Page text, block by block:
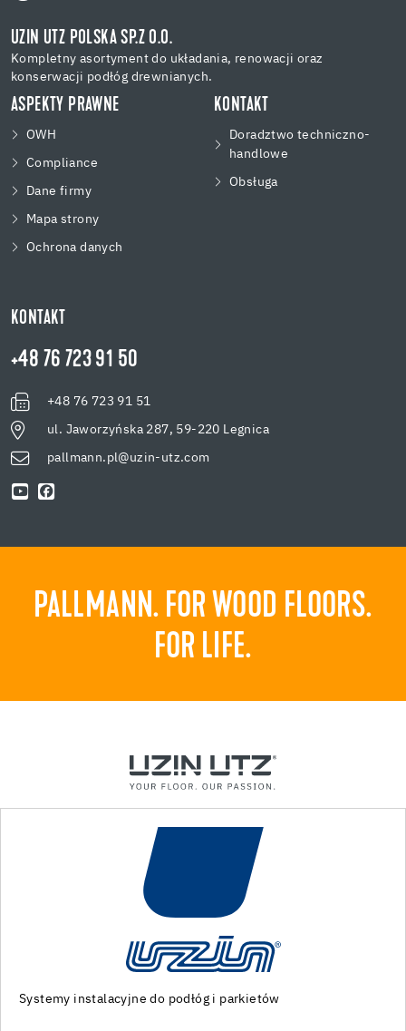
UZIN UTZ POLSKA SP.Z O.O.
Kompletny asortyment do układania, renowacji oraz
konserwacji podłóg drewnianych.
ASPEKTY PRAWNE
OWH
Compliance
Dane firmy
Mapa strony
Ochrona danych
KONTAKT
Doradztwo techniczno-
handlowe
Obsługa
KONTAKT
+48 76 723 91 50
+48 76 723 91 51
ul. Jaworzyńska 287, 59-220 Legnica
pallmann.pl@uzin-utz.com
PALLMANN. FOR WOOD FLOORS.
FOR LIFE.
Specjalistyczne maszyny i narzędzia do przygotowania